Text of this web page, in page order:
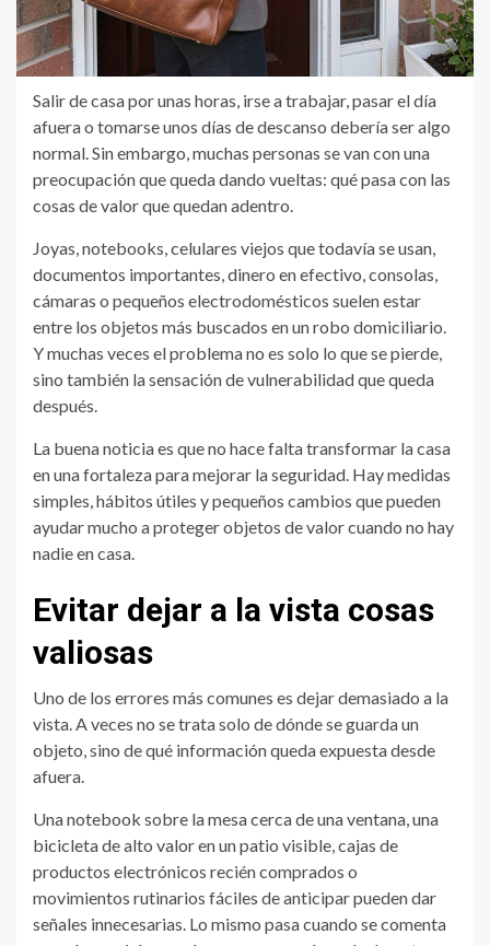
Salir de casa por unas horas, irse a trabajar, pasar el día
afuera o tomarse unos días de descanso debería ser algo
normal. Sin embargo, muchas personas se van con una
preocupación que queda dando vueltas: qué pasa con las
cosas de valor que quedan adentro.
Joyas, notebooks, celulares viejos que todavía se usan,
documentos importantes, dinero en efectivo, consolas,
cámaras o pequeños electrodomésticos suelen estar
entre los objetos más buscados en un robo domiciliario.
Y muchas veces el problema no es solo lo que se pierde,
sino también la sensación de vulnerabilidad que queda
después.
La buena noticia es que no hace falta transformar la casa
en una fortaleza para mejorar la seguridad. Hay medidas
simples, hábitos útiles y pequeños cambios que pueden
ayudar mucho a proteger objetos de valor cuando no hay
nadie en casa.
Evitar dejar a la vista cosas
valiosas
Uno de los errores más comunes es dejar demasiado a la
vista. A veces no se trata solo de dónde se guarda un
objeto, sino de qué información queda expuesta desde
afuera.
Una notebook sobre la mesa cerca de una ventana, una
bicicleta de alto valor en un patio visible, cajas de
productos electrónicos recién comprados o
movimientos rutinarios fáciles de anticipar pueden dar
señales innecesarias. Lo mismo pasa cuando se comenta